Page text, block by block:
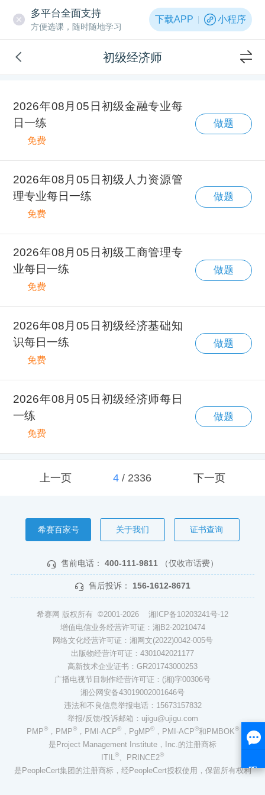
多平台全面支持
方便选课，随时随地学习
下载APP 小程序
初级经济师
2026年08月05日初级金融专业每
日一练
免费
做题
2026年08月05日初级人力资源管
理专业每日一练
免费
做题
2026年08月05日初级工商管理专
业每日一练
免费
做题
2026年08月05日初级经济基础知
识每日一练
免费
做题
2026年08月05日初级经济师每日
一练
免费
做题
上一页 4/ 2336 下一页
希赛百家号 关于我们 证书查询
售前电话： 400-111-9811 （仅收市话费）
售后投诉： 156-1612-8671
希赛网 版权所有 ©2001-2026 湘ICP备10203241号-12
增值电信业务经营许可证：湘B2-20210474
网络文化经营许可证：湘网文(2022)0042-005号
出版物经营许可证：4301042021177
高新技术企业证书：GR201743000253
广播电视节目制作经营许可证：(湘)字00306号
湘公网安备43019002001646号
违法和不良信息举报电话：15673157832
举报/反馈/投诉邮箱：ujigu@ujigu.com
PMP®，PMP®，PMI-ACP®，PgMP®，PMI-ACP®和PMBOK®
是Project Management Institute，Inc.的注册商标
ITIL®、PRINCE2®
是PeopleCert集团的注册商标，经PeopleCert授权使用，保留所有权利